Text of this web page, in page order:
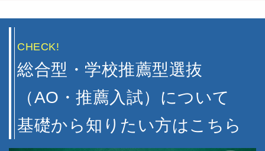
CHECK!
総合型・学校推薦型選抜
（AO・推薦入試）について
基礎から知りたい方はこちら